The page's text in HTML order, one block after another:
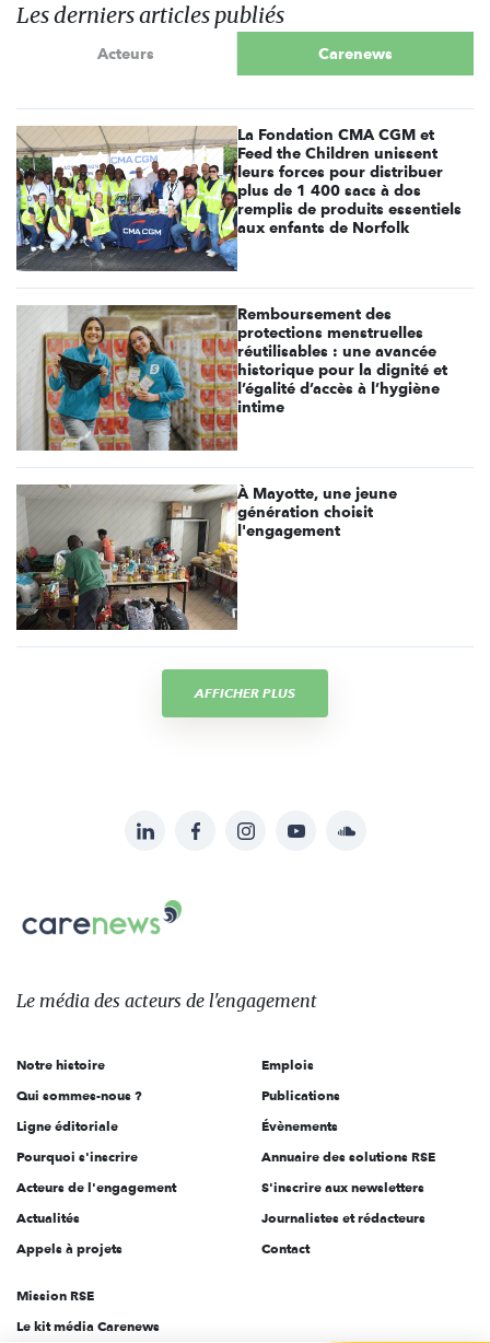
Les derniers articles publiés
Acteurs Carenews
La Fondation CMA CGM et
Feed the Children unissent
leurs forces pour distribuer
plus de 1 400 sacs à dos
remplis de produits essentiels
aux enfants de Norfolk
Remboursement des
protections menstruelles
réutilisables : une avancée
historique pour la dignité et
l’égalité d’accès à l’hygiène
intime
À Mayotte, une jeune
génération choisit
l'engagement
AFFICHER PLUS
sur:
LinkedInFacebookInstagramYouTubeSoundcloud
Le
des
l'engagement
Le média des acteurs de l'engagement
Notre histoire
Qui sommes-nous ?
Ligne éditoriale
Pourquoi s'inscrire
Acteurs de l'engagement
Actualités
Appels à projets
Emplois
Publications
Évènements
Annuaire des solutions RSE
S'inscrire aux newsletters
Journalistes et rédacteurs
Contact
Mission RSE
Le kit média Carenews